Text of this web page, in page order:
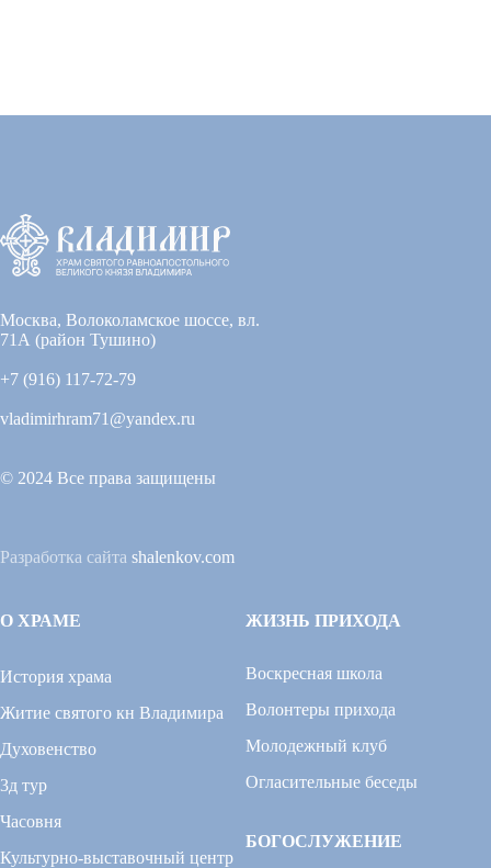
Москва, Волоколамское шоссе, вл.
71А (район Тушино)
+7 (916) 117-72-79
vladimirhram71@yandex.ru
© 2024 Все права защищены
Разработка сайта shalenkov.com
О ХРАМЕ
История храма
Житие святого кн Владимира
Духовенство
3д тур
Часовня
Культурно-выставочный центр
ЖИЗНЬ ПРИХОДА
Воскресная школа
Волонтеры прихода
Молодежный клуб
Огласительные беседы
БОГОСЛУЖЕНИЕ